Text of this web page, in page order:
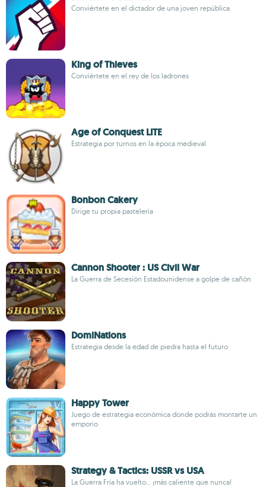
Conviértete en el dictador de una joven república
King of Thieves
Conviértete en el rey de los ladrones
Age of Conquest LITE
Estrategia por turnos en la época medieval
Bonbon Cakery
Dirige tu propia pastelería
Cannon Shooter : US Civil War
La Guerra de Secesión Estadounidense a golpe de cañón
DomiNations
Estrategia desde la edad de piedra hasta el futuro
Happy Tower
Juego de estrategia económica donde podrás montarte un
emporio
Strategy & Tactics: USSR vs USA
La Guerra Fría ha vuelto... ¡más caliente que nunca!